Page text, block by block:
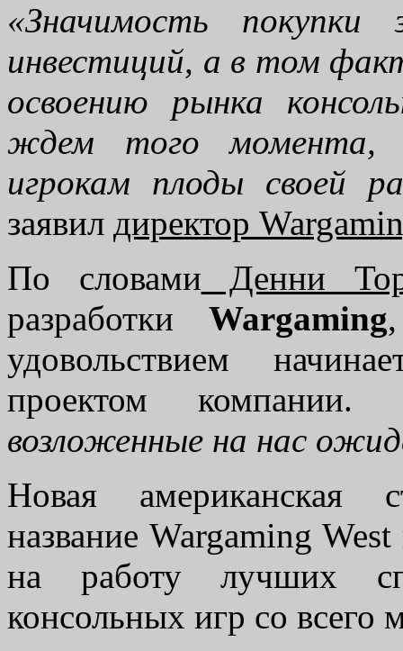
«Значимость покупки
инвестиций, а в том
освоению рынка
ждем того момента,
игрокам плоды своей
заявил директор
По словами Денни
разработки Wargaming
удовольствием
проектом компании.
возложенные на нас
Новая американская
название Wargaming
на работу лучших
консольных игр со всего